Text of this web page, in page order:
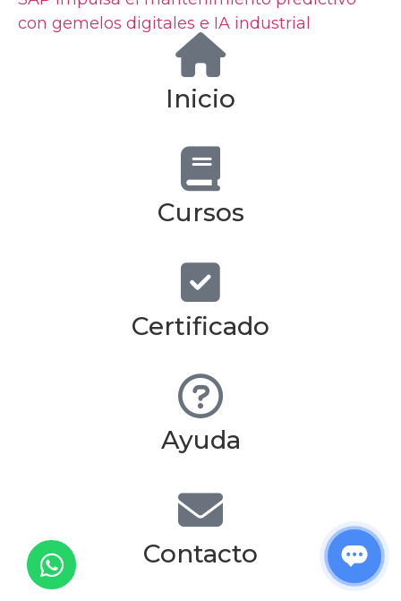
con gemelos digitales e IA industrial
Inicio
Cursos
Certificado
Ayuda
Contacto